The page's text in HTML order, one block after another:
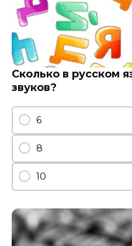
Сколько в русском
звуков?
6
8
10